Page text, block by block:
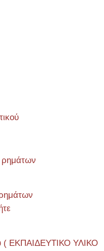
ρημάτων
( ΕΚΠΑΙΔΕΥΤΙΚΟ ΥΛΙΚΟ